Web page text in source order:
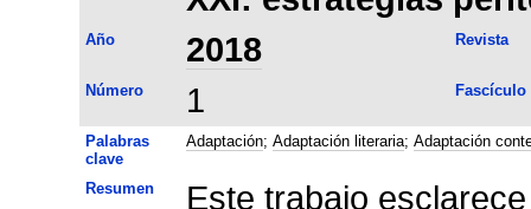
Año 2018 Revista
Número 1 Fascículo
Palabras
clave
Adaptación; Adaptación literaria; Adaptación
Resumen
Este trabajo